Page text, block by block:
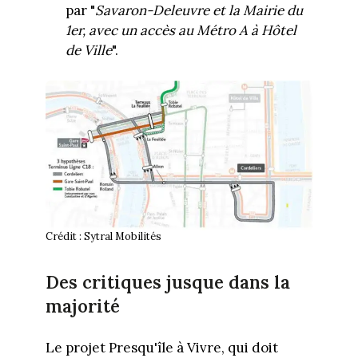
par "Savaron-Deleuvre et la Mairie du
1er, avec un accès au Métro A à Hôtel
de Ville".
Crédit : Sytral Mobilités
Des critiques jusque dans la
majorité
Le projet Presqu'île à Vivre, qui doit